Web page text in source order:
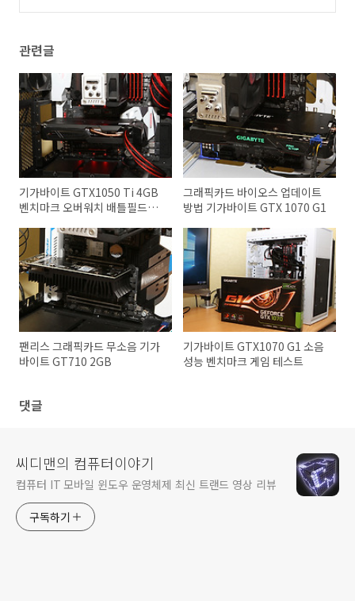
관련글
기가바이트 GTX1050 Ti 4GB
벤치마크 오버워치 배틀필드1
그래픽카드 바이오스 업데이트
방법 기가바이트 GTX 1070 G1
팬리스 그래픽카드 무소음 기가
바이트 GT710 2GB
기가바이트 GTX1070 G1 소음
성능 벤치마크 게임 테스트
댓글
씨디맨의 컴퓨터이야기
컴퓨터 IT 모바일 윈도우 운영체제 최신 트랜드 영상 리뷰
구독하기